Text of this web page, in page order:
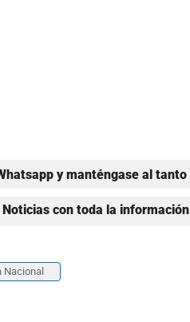
y manténgase al
con toda la
Nacional